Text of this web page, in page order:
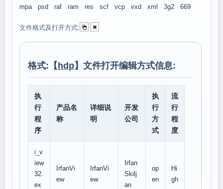
mpa
psd raf ram res scf vcp vxd xml 3g2 669
文件格式及打开方式:
格式:【 hdp】文件打开编辑方式信息:
执
行
程
序
产品名
称
详细说
明
开发
公司
执
行
方
式
流
行
程
度
i_v
iew
32.
ex
IrfanVi
ew
IrfanVi
ew
Irfan
Skilj
an
op
en
Hi
gh